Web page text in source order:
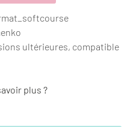
ultérieures, compatible
plus ?